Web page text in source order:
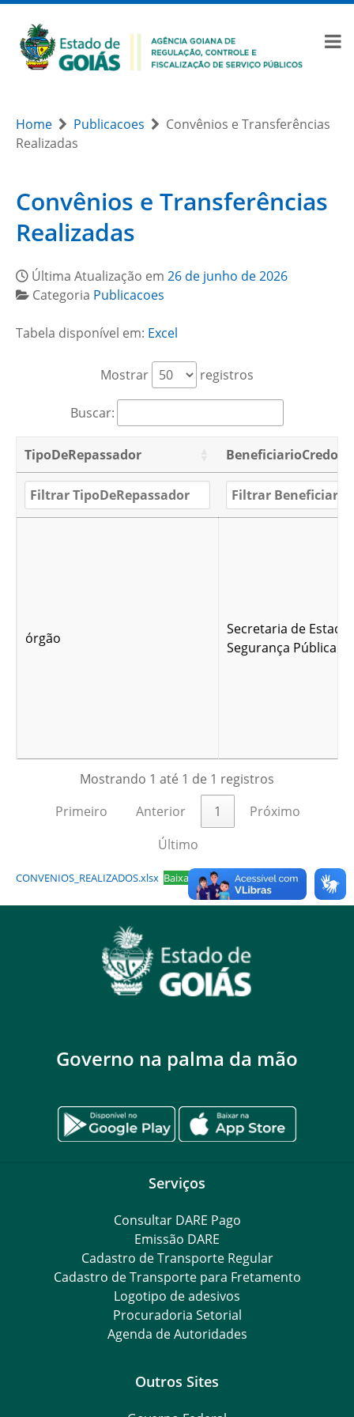
Home Publicacoes
Convênios e Transferências
Realizadas
Convênios e Transferências
Realizadas
Última Atualização em 26 de junho de 2026
Categoria Publicacoes
Tabela disponível em: Excel
Mostrar registros
Buscar:
TipoDeRepassador BeneficiarioCredor
órgão
Secretaria de Estado
Segurança Pública
Mostrando 1 até 1 de 1 registros
Primeiro
Anterior 1
Próximo
Último
CONVENIOS_REALIZADOS.xlsx Baixar
Governo na palma da mão
Serviços
Consultar DARE Pago
Emissão DARE
Cadastro de Transporte Regular
Cadastro de Transporte para Fretamento
Logotipo de adesivos
Procuradoria Setorial
Agenda de Autoridades
Outros Sites